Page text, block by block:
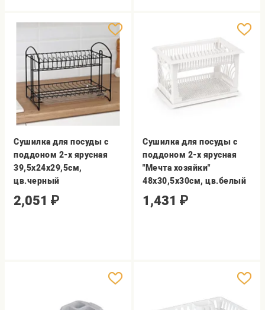
Сушилка для посуды с
поддоном 2-х ярусная
39,5х24х29,5см,
цв.черный
2,051 ₽
Сушилка для посуды с
поддоном 2-х ярусная
"Мечта хозяйки"
48х30,5х30см, цв.белый
1,431 ₽